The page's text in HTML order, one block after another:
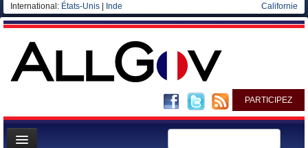
International: États-Unis Inde Californie
PARTICIPEZ